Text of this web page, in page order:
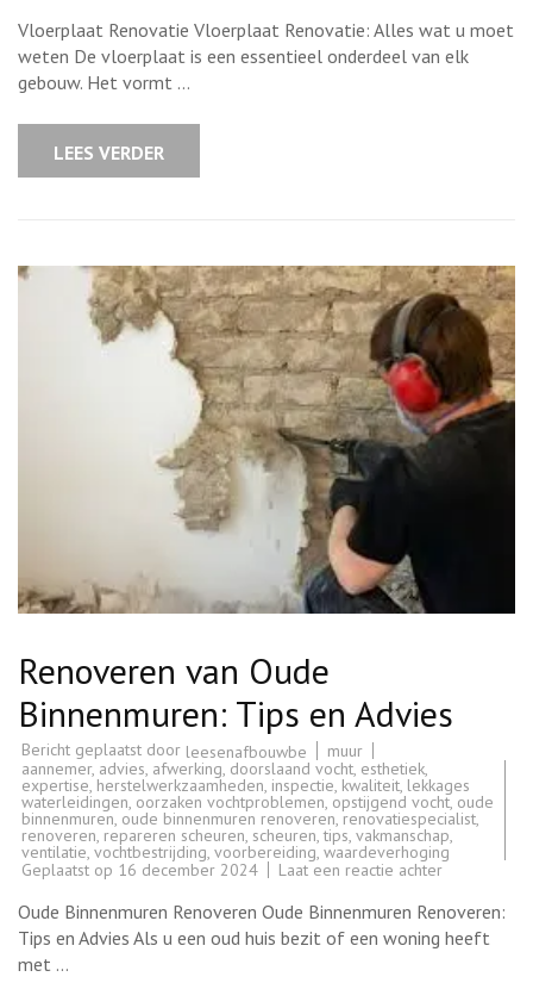
over
vloerplaat
renovatie:
Tips
Vloerplaat Renovatie Vloerplaat Renovatie: Alles wat u moet
weten De vloerplaat is een essentieel onderdeel van elk
gebouw. Het vormt …
LEES VERDER
Renoveren van Oude
Binnenmuren: Tips en Advies
Bericht geplaatst door leesenafbouwbe
muur
aannemer, advies, afwerking, doorslaand vocht, esthetiek,
expertise, herstelwerkzaamheden, inspectie, kwaliteit, lekkages
waterleidingen, oorzaken vochtproblemen, opstijgend vocht, oude
binnenmuren, oude binnenmuren renoveren, renovatiespecialist,
renoveren, repareren scheuren, scheuren,tips, vakmanschap,
ventilatie, vochtbestrijding, voorbereiding, waardeverhoging
Geplaatst op 16 december 2024 Laat een reactie achterop
Oude
Oude Binnenmuren Renoveren Oude Binnenmuren Renoveren:
Tips en Advies Als u een oud huis bezit of een woning heeft
met …